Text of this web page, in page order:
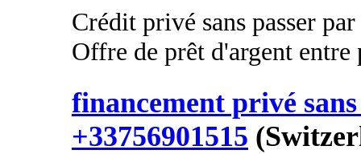
Crédit privé sans passer
Offre de prêt d'argent
financement privé
+33756901515